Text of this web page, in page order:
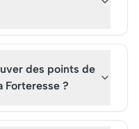
des points de
Forteresse ?